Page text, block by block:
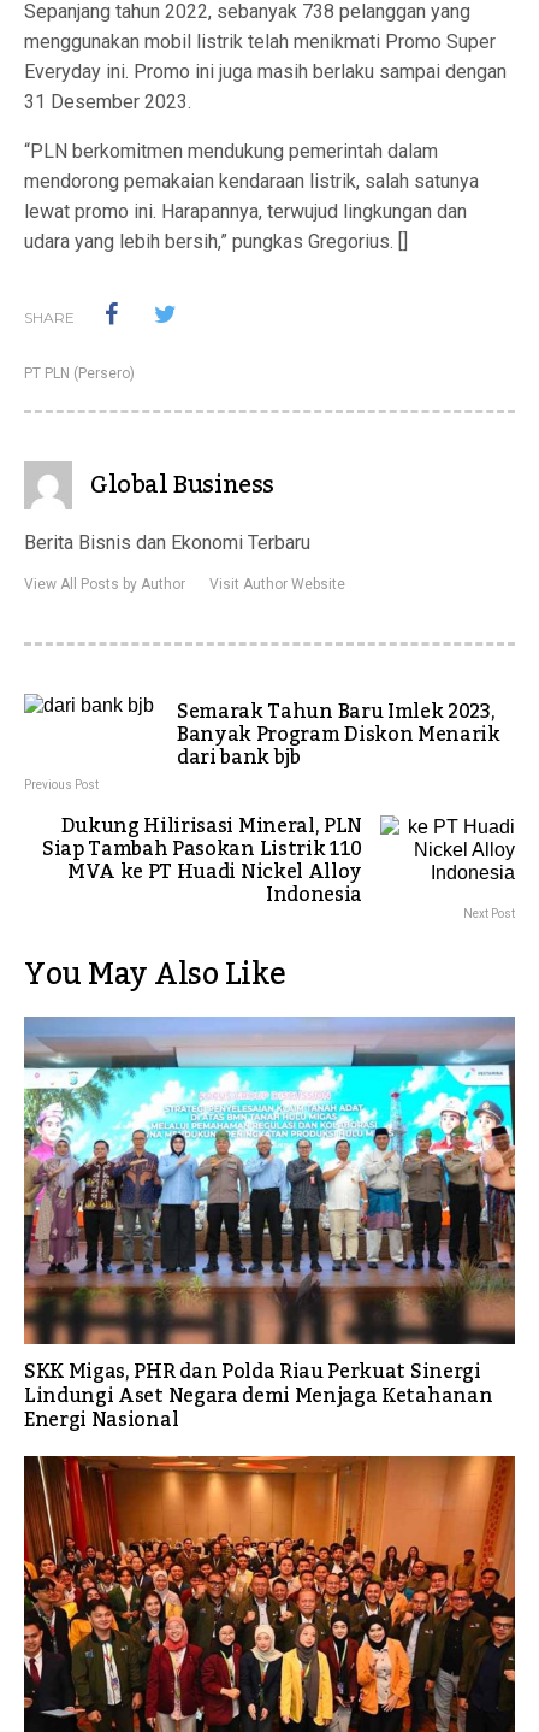
Sepanjang tahun 2022, sebanyak 738 pelanggan yang
menggunakan mobil listrik telah menikmati Promo Super
Everyday ini. Promo ini juga masih berlaku sampai dengan
31 Desember 2023.
“PLN berkomitmen mendukung pemerintah dalam
mendorong pemakaian kendaraan listrik, salah satunya
lewat promo ini. Harapannya, terwujud lingkungan dan
udara yang lebih bersih,” pungkas Gregorius. []
SHARE
PT PLN (Persero)
Global Business
Berita Bisnis dan Ekonomi Terbaru
View All Posts by Author Visit Author Website
Semarak Tahun Baru Imlek 2023,
Banyak Program Diskon Menarik
dari bank bjb
Previous Post
Dukung Hilirisasi Mineral, PLN
Siap Tambah Pasokan Listrik 110
MVA ke PT Huadi Nickel Alloy
Indonesia Next Post
You May Also Like
SKK Migas, PHR dan Polda Riau Perkuat Sinergi
Lindungi Aset Negara demi Menjaga Ketahanan
Energi Nasional